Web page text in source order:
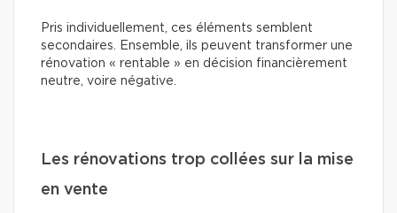
Pris individuellement, ces éléments semblent
secondaires. Ensemble, ils peuvent transformer une
rénovation « rentable » en décision financièrement
neutre, voire négative.
Les rénovations trop collées sur la mise
en vente